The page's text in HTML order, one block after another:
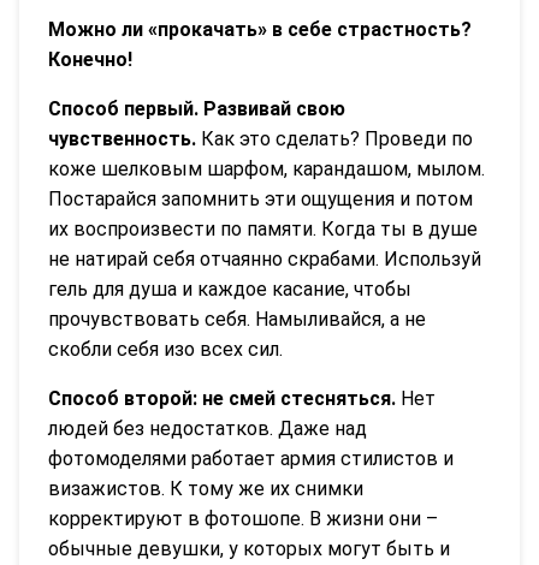
Можно ли «прокачать» в себе страстность?
Конечно!
Способ первый. Развивай свою
чувственность. Как это сделать? Проведи по
коже шелковым шарфом, карандашом, мылом.
Постарайся запомнить эти ощущения и потом
их воспроизвести по памяти. Когда ты в душе
не натирай себя отчаянно скрабами. Используй
гель для душа и каждое касание, чтобы
прочувствовать себя. Намыливайся, а не
скобли себя изо всех сил.
Способ второй: не смей стесняться. Нет
людей без недостатков. Даже над
фотомоделями работает армия стилистов и
визажистов. К тому же их снимки
корректируют в фотошопе. В жизни они –
обычные девушки, у которых могут быть и